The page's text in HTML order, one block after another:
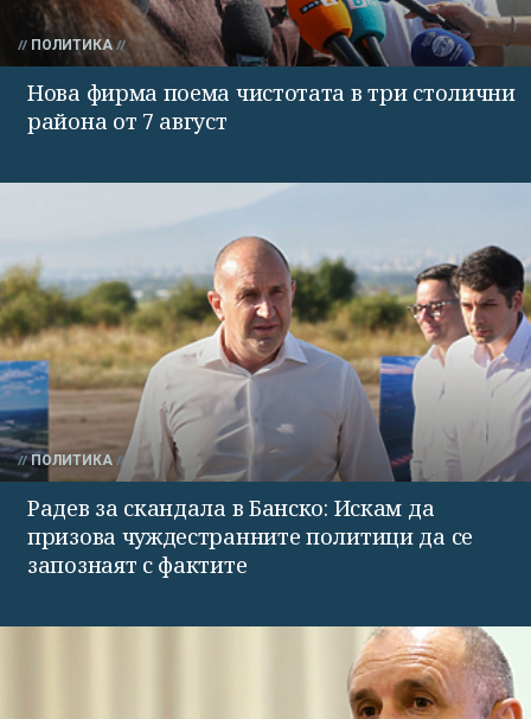
ПОЛИТИКА
Нова фирма поема чистотата в три столични
района от 7 август
ПОЛИТИКА
Радев за скандала в Банско: Искам да
призова чуждестранните политици да се
запознаят с фактите